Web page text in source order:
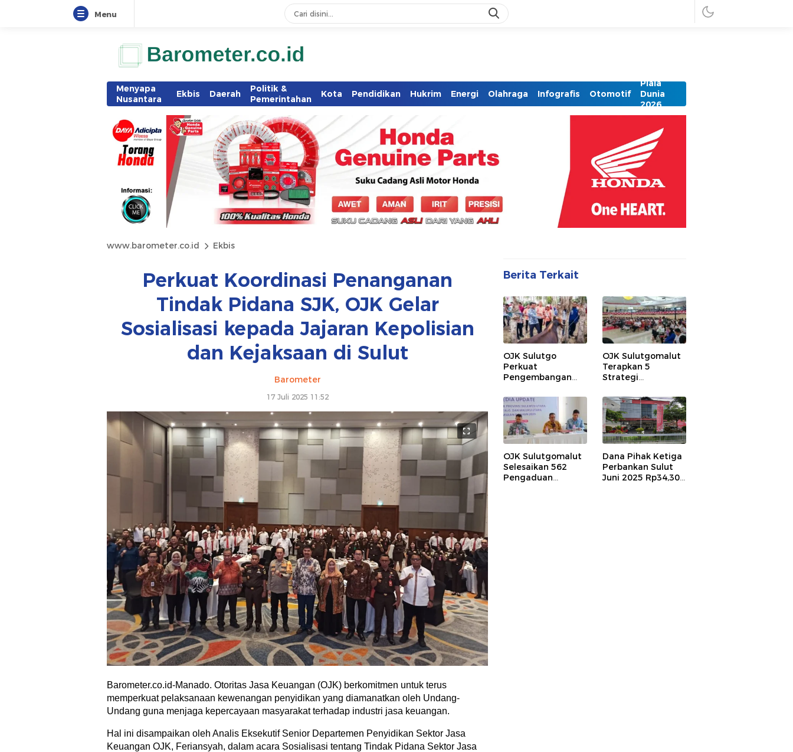
Menu
Menyapa
Nusantara
Ekbis Daerah
Politik &
Pemerintahan
Kota Pendidikan Hukrim Energi Olahraga Infografis Otomotif
Piala
Dunia
2026
www.barometer.co.id Ekbis
Perkuat Koordinasi Penanganan
Tindak Pidana SJK, OJK Gelar
Sosialisasi kepada Jajaran Kepolisian
dan Kejaksaan di Sulut
Barometer
17 Juli 2025 11:52
Barometer.co.id-Manado. Otoritas Jasa Keuangan (OJK) berkomitmen untuk terus
memperkuat pelaksanaan kewenangan penyidikan yang diamanatkan oleh Undang-
Undang guna menjaga kepercayaan masyarakat terhadap industri jasa keuangan.
Hal ini disampaikan oleh Analis Eksekutif Senior Departemen Penyidikan Sektor Jasa
Keuangan OJK, Feriansyah, dalam acara Sosialisasi tentang Tindak Pidana Sektor Jasa
Berita Terkait
OJK Sulutgo
Perkuat
Pengembangan
Melalui Kemitraan
Penyaluran KUR
Skim Ekosistem
Ternak Sapi
OJK Sulutgomalut
Terapkan 5
Strategi
dan Inklusi
Keuangan
OJK Sulutgomalut
Selesaikan 562
Pengaduan
Dana Pihak Ketiga
Perbankan Sulut
Juni 2025 Rp34,30